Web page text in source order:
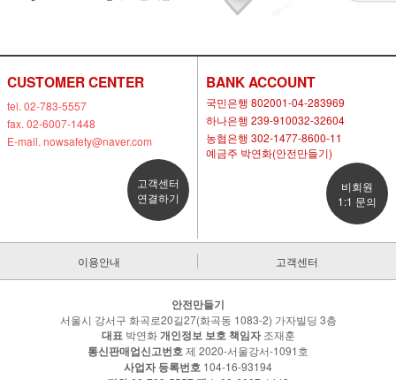
CUSTOMER CENTER
tel. 02-783-5557
fax. 02-6007-1448
E-mail. nowsafety@naver.com
고객센터
연결하기
BANK ACCOUNT
국민은행 802001-04-283969
하나은행 239-910032-32604
농협은행 302-1477-8600-11
예금주 박연화(안전만들기)
비회원
1:1 문의
이용안내 고객센터
안전만들기
서울시 강서구 화곡로20길27(화곡동 1083-2) 가자빌딩 3층
대표 박연화개인정보 보호 책임자조재훈
통신판매업신고번호제 2020-서울강서-1091호
사업자 등록번호 104-16-93194